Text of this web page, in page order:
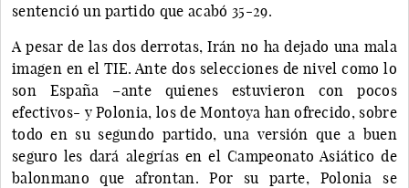
sentenció un partido que acabó 35-29.
A pesar de las dos derrotas, Irán no ha dejado una mala
imagen en el TIE. Ante dos selecciones de nivel como lo
son España –ante quienes estuvieron con pocos
efectivos- y Polonia, los de Montoya han ofrecido, sobre
todo en su segundo partido, una versión que a buen
seguro les dará alegrías en el Campeonato Asiático de
balonmano que afrontan. Por su parte, Polonia se